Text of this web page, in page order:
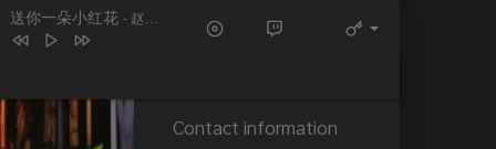
送你一朵小红花 - 赵英俊
大山 王睿卓
送你一朵小红花 赵英俊
Contact information